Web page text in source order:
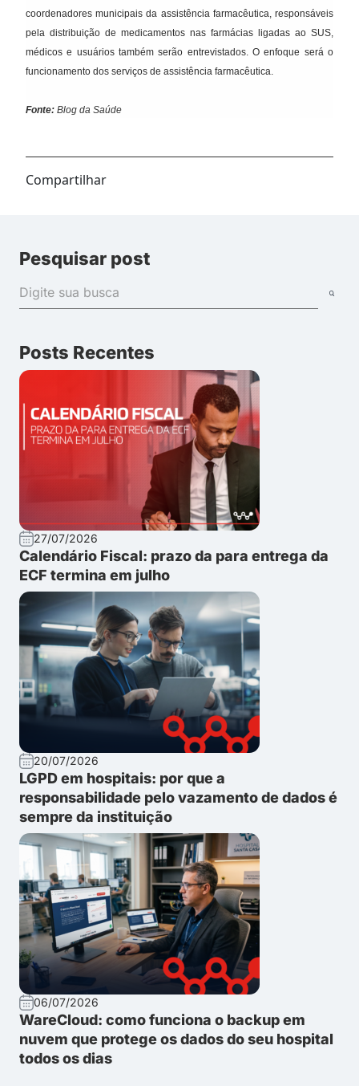
coordenadores municipais da assistência farmacêutica, responsáveis
pela distribuição de medicamentos nas farmácias ligadas ao SUS,
médicos e usuários também serão entrevistados. O enfoque será o
funcionamento dos serviços de assistência farmacêutica.
Fonte: Blog da Saúde
Compartilhar
Pesquisar post
Posts Recentes
27/07/2026
Calendário Fiscal: prazo da para entrega da
ECF termina em julho
20/07/2026
LGPD em hospitais: por que a
responsabilidade pelo vazamento de dados é
sempre da instituição
06/07/2026
WareCloud: como funciona o backup em
nuvem que protege os dados do seu hospital
todos os dias